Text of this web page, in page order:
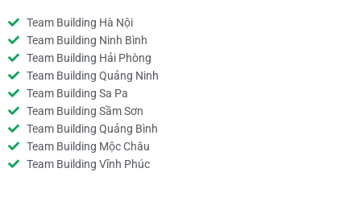
Team Building Hà Nội
Team Building Ninh Bình
Team Building Hải Phòng
Team Building Quảng Ninh
Team Building Sa Pa
Team Building Sầm Sơn
Team Building Quảng Bình
Team Building Mộc Châu
Team Building Vĩnh Phúc